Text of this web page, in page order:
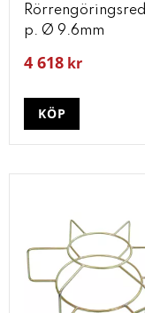
p. Ø 9.6mm
4 618 kr
KÖP